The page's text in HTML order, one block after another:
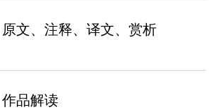
原文、注释、译文、赏析
作品解读